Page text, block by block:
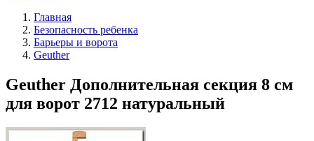
Главная
Безопасность ребенка
Барьеры и ворота
Geuther
Geuther Дополнительная секция 8 см
для ворот 2712 натуральный